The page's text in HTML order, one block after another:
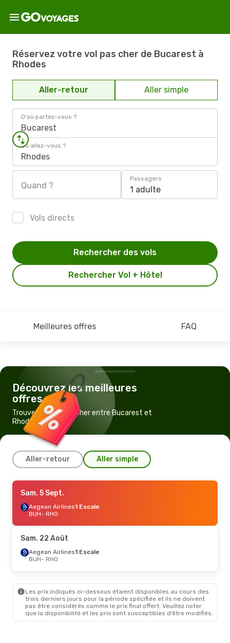
Réservez votre vol pas cher de Bucarest à
Rhodes
Aller-retour Aller simple
D'où partez-vous ?
Bucarest
Où allez-vous ?
Rhodes
Quand ?
Passagers
1 adulte
Vols directs
Rechercher Vol + Hôtel
Rechercher des vols
Meilleures offres FAQ
Découvrez les meilleures
offres
Trouvez un vol pas cher entre Bucarest et
Rhodes
Aller-retour Aller simple
Sam. 5 Sept.
Aegean Airlines1 Escale
BUH- RHO
RHO- BUH
Jeu. 20 Août- Dim. 23 Août
- BUH
Sam. 5 Sept.
Aegean Airlines1 Escale
BUH- RHO
Sam. 22 Août
Aegean Airlines1 Escale
BUH- RHO
Les prix indiqués ci-dessous étaient disponibles au cours des
trois derniers jours pour la période spécifiée et ils ne doivent
pas être considérés comme le prix final offert. Veuillez noter
que la disponibilité et les prix sont susceptibles d’être modifiés.